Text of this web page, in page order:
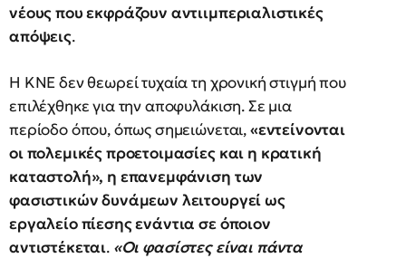
νέους που εκφράζουν αντιιμπεριαλιστικές
απόψεις.
Η ΚΝΕ δεν θεωρεί τυχαία τη χρονική στιγμή που
επιλέχθηκε για την αποφυλάκιση. Σε μια
περίοδο όπου, όπως σημειώνεται,«εντείνονται
οι πολεμικές προετοιμασίες και η κρατική
καταστολή», η επανεμφάνιση των
φασιστικών δυνάμεων λειτουργεί ως
εργαλείο πίεσης ενάντια σε όποιον
αντιστέκεται. «Οι φασίστες είναι πάντα